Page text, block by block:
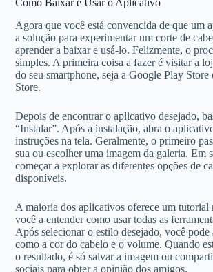
Como Baixar e Usar o Aplicativo
Agora que você está convencida de que um
a solução para experimentar um corte de
aprender a baixar e usá-lo. Felizmente, o
simples. A primeira coisa a fazer é visitar a
do seu smartphone, seja a Google Play
Store.
Depois de encontrar o aplicativo desejado,
“Instalar”. Após a instalação, abra o
instruções na tela. Geralmente, o primeiro
sua ou escolher uma imagem da galeria. Em
começar a explorar as diferentes opções de
disponíveis.
A maioria dos aplicativos oferece um tutorial
você a entender como usar todas as
Após selecionar o estilo desejado, você pode
como a cor do cabelo e o volume. Quando
o resultado, é só salvar a imagem ou
sociais para obter a opinião dos amigos.